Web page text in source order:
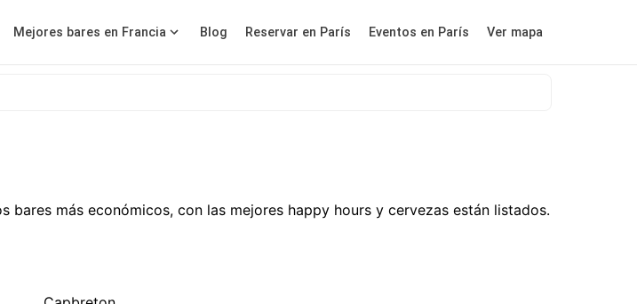
Mejores bares en Francia Blog Reservar en París Eventos en París Ver mapa
bares más económicos, con las mejores happy hours y cervezas están listados.